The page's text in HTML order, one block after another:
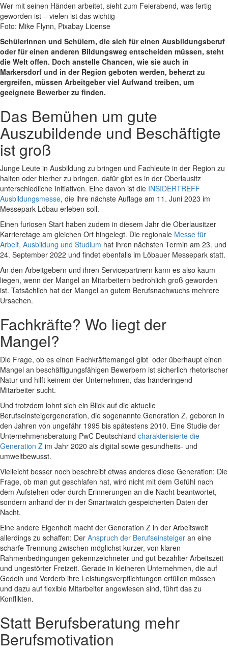
Wer mit seinen Händen arbeitet, sieht zum Feierabend, was fertig
geworden ist – vielen ist das wichtig
Foto: Mike Flynn, Pixabay License
Schülerinnen und Schülern, die sich für einen Ausbildungsberuf
oder für einen anderen Bildungsweg entscheiden müssen, steht
die Welt offen. Doch anstelle Chancen, wie sie auch in
Markersdorf und in der Region geboten werden, beherzt zu
ergreifen, müssen Arbeitgeber viel Aufwand treiben, um
geeignete Bewerber zu finden.
Das Bemühen um gute
Auszubildende und Beschäftigte
ist groß
Junge Leute in Ausbildung zu bringen und Fachleute in der Region zu
halten oder hierher zu bringen, dafür gibt es in der Oberlausitz
unterschiedliche Initiativen. Eine davon ist die INSIDERTREFF
Ausbildungsmesse, die ihre nächste Auflage am 11. Juni 2023 im
Messepark Löbau erleben soll.
Einen furiosen Start haben zudem in diesem Jahr die Oberlausitzer
Karrieretage am gleichen Ort hingelegt. Die regionale Messe für
Arbeit, Ausbildung und Studium hat ihren nächsten Termin am 23. und
24. September 2022 und findet ebenfalls im Löbauer Messepark statt.
An den Arbeitgebern und ihren Servicepartnern kann es also kaum
liegen, wenn der Mangel an Mitarbeitern bedrohlich groß geworden
ist. Tatsächlich hat der Mangel an gutem Berufsnachwuchs mehrere
Ursachen.
Fachkräfte? Wo liegt der
Mangel?
Die Frage, ob es einen Fachkräftemangel gibt oder überhaupt einen
Mangel an beschäftigungsfähigen Bewerbern ist sicherlich rhetorischer
Natur und hilft keinem der Unternehmen, das händeringend
Mitarbeiter sucht.
Und trotzdem lohnt sich ein Blick auf die aktuelle
Berufseinsteigergeneration, die sogenannte Generation Z, geboren in
den Jahren von ungefähr 1995 bis spätestens 2010. Eine Studie der
Unternehmensberatung PwC Deutschland charakterisierte die
Generation Z im Jahr 2020 als digital sowie gesundheits- und
umweltbewusst.
Vielleicht besser noch beschreibt etwas anderes diese Generation: Die
Frage, ob man gut geschlafen hat, wird nicht mit dem Gefühl nach
dem Aufstehen oder durch Erinnerungen an die Nacht beantwortet,
sondern anhand der in der Smartwatch gespeicherten Daten der
Nacht.
Eine andere Eigenheit macht der Generation Z in der Arbeitswelt
allerdings zu schaffen: Der Anspruch der Berufseinsteiger an eine
scharfe Trennung zwischen möglichst kurzer, von klaren
Rahmenbedingungen gekennzeichneter und gut bezahlter Arbeitszeit
und ungestörter Freizeit. Gerade in kleineren Unternehmen, die auf
Gedeih und Verderb ihre Leistungsverpflichtungen erfüllen müssen
und dazu auf flexible Mitarbeiter angewiesen sind, führt das zu
Konflikten.
Statt Berufsberatung mehr
Berufsmotivation